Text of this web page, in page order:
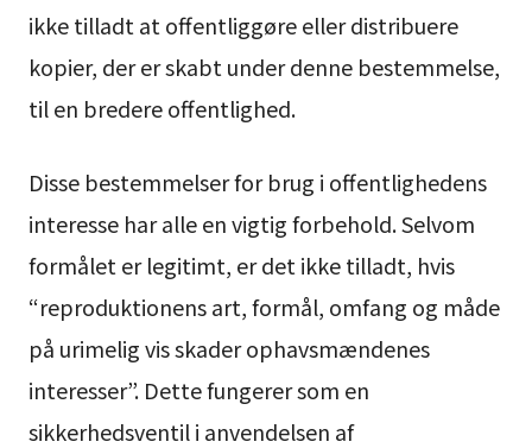
ikke tilladt at offentliggøre eller distribuere
kopier, der er skabt under denne bestemmelse,
til en bredere offentlighed.
Disse bestemmelser for brug i offentlighedens
interesse har alle en vigtig forbehold. Selvom
formålet er legitimt, er det ikke tilladt, hvis
“reproduktionens art, formål, omfang og måde
på urimelig vis skader ophavsmændenes
interesser”. Dette fungerer som en
sikkerhedsventil i anvendelsen af